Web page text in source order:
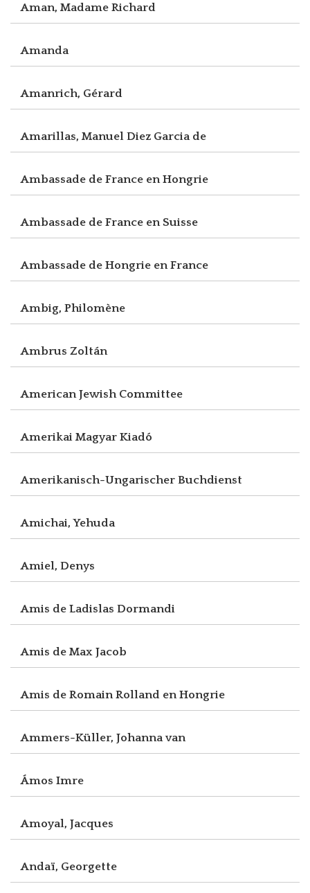
Aman, Madame Richard
Amanda
Amanrich, Gérard
Amarillas, Manuel Diez Garcia de
Ambassade de France en Hongrie
Ambassade de France en Suisse
Ambassade de Hongrie en France
Ambig, Philomène
Ambrus Zoltán
American Jewish Committee
Amerikai Magyar Kiadó
Amerikanisch-Ungarischer Buchdienst
Amichai, Yehuda
Amiel, Denys
Amis de Ladislas Dormandi
Amis de Max Jacob
Amis de Romain Rolland en Hongrie
Ammers-Küller, Johanna van
Ámos Imre
Amoyal, Jacques
Andaï, Georgette